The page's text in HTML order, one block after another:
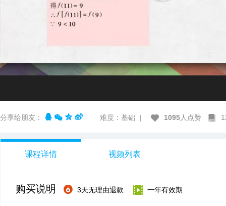
分享给朋友： 难度：基础 | 1095人点赞
课程详情 视频列表
购买说明 3天无理由退款 一年有效期